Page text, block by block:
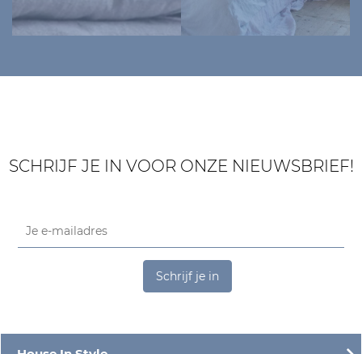
SCHRIJF JE IN VOOR ONZE NIEUWSBRIEF!
Schrijf je in